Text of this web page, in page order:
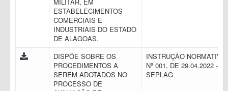
ESTABELECIMENTOS
COMERCIAIS E
INDUSTRIAIS DO ESTADO
DE ALAGOAS.
DISPÕE SOBRE OS
PROCEDIMENTOS A
SEREM ADOTADOS NO
PROCESSO DE
INSTRUÇÃO NORMATIVA
Nº 001, DE 29.04.2022 -
SEPLAG